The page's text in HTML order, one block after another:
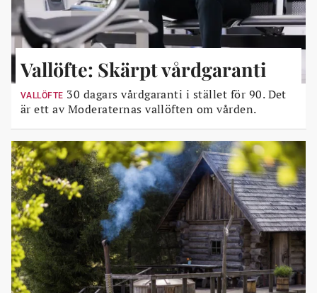
Vallöfte: Skärpt vårdgaranti
VALLÖFTE 30 dagars vårdgaranti i stället för 90. Det
är ett av Moderaternas vallöften om vården.